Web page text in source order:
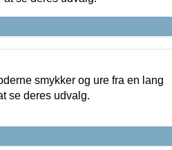
smykker og ure fra en lang
se deres udvalg.